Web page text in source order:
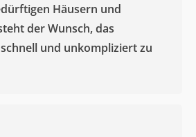
Häusern und
der Wunsch, das
und unkompliziert zu